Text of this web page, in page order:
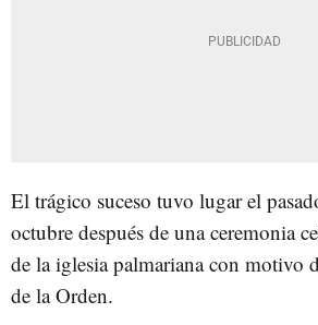
El trágico suceso tuvo lugar el
octubre después de una ceremonia
de la iglesia palmariana con motivo
de la Orden.